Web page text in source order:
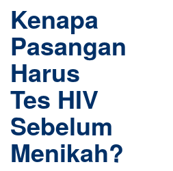
Kenapa
Pasangan
Harus
Tes HIV
Sebelum
Menikah?